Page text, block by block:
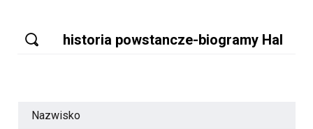
Nazwisko